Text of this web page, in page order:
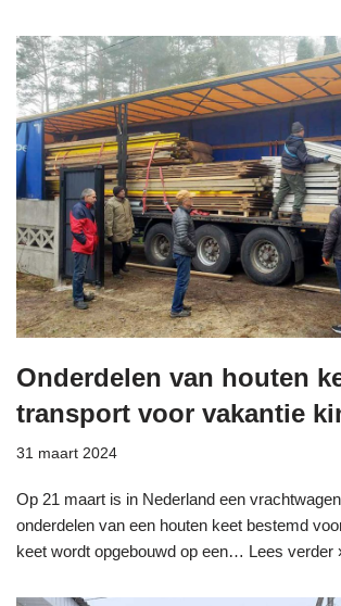
Onderdelen van houten
transport voor vakantie
31 maart 2024
Op 21 maart is in Nederland een
onderdelen van een houten keet bestemd
keet wordt opgebouwd op een… Lees verder